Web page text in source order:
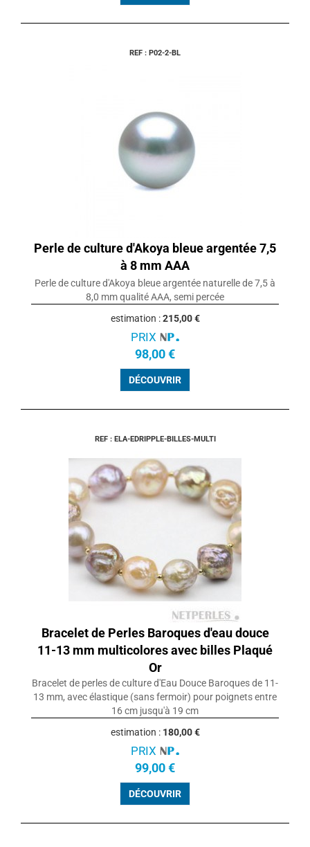
REF : P02-2-BL
Perle de culture d'Akoya bleue argentée 7,5
à 8 mm AAA
Perle de culture d'Akoya bleue argentée naturelle de 7,5 à
8,0 mm qualité AAA, semi percée
estimation :215,00 €
PRIX
98,00 €
DÉCOUVRIR
REF : ELA-EDRIPPLE-BILLES-MULTI
Bracelet de Perles Baroques d'eau douce
11-13 mm multicolores avec billes Plaqué
Or
Bracelet de perles de culture d'Eau Douce Baroques de 11-
13 mm, avec élastique (sans fermoir) pour poignets entre
16 cm jusqu'à 19 cm
estimation : 180,00 €
PRIX
99,00 €
DÉCOUVRIR